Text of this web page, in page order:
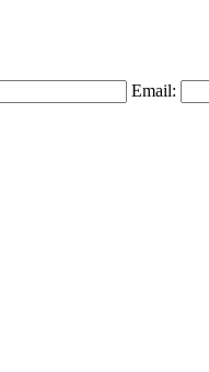
Email: